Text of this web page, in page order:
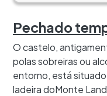
Pechado
O castelo,
polas sobreiras ou
entorno, está
ladeira doMonte